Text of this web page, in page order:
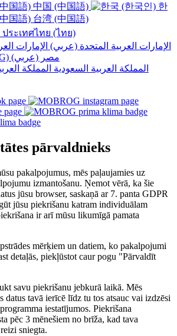
中国 (中国語)
한
台湾 (中国語)
ประเทศไทย (ไทย)
pārvaldnieks
pakalpojumus, mēs paļaujamies uz
izmantošanu. Ņemot vērā, ka šie
jūsu browser, saskaņā ar 7. panta GDPR
jūsu piekrišanu katram individuālam
ir arī mūsu likumīgā pamata
mērķiem un datiem, ko pakalpojumi
detaļās, piekļūstot caur pogu "Pārvaldīt
savu piekrišanu jebkurā laikā. Mēs
datus tavā ierīcē līdz tu tos atsauc vai izdzēsi
iestatījumos. Piekrišana
pēc 3 mēnešiem no brīža, kad tava
sniegta.